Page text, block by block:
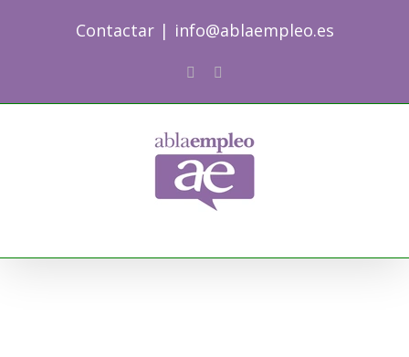
Contactar | info@ablaempleo.es
Facebook